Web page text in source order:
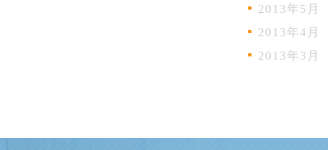
2013年5月
2013年4月
2013年3月